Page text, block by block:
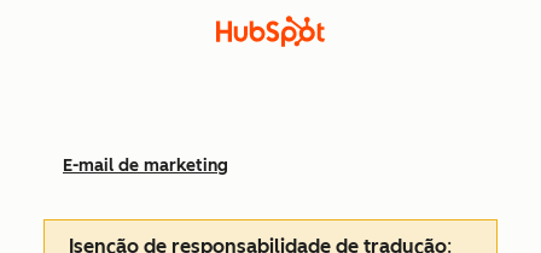
E-mail de marketing
Isenção de responsabilidade de tradução: